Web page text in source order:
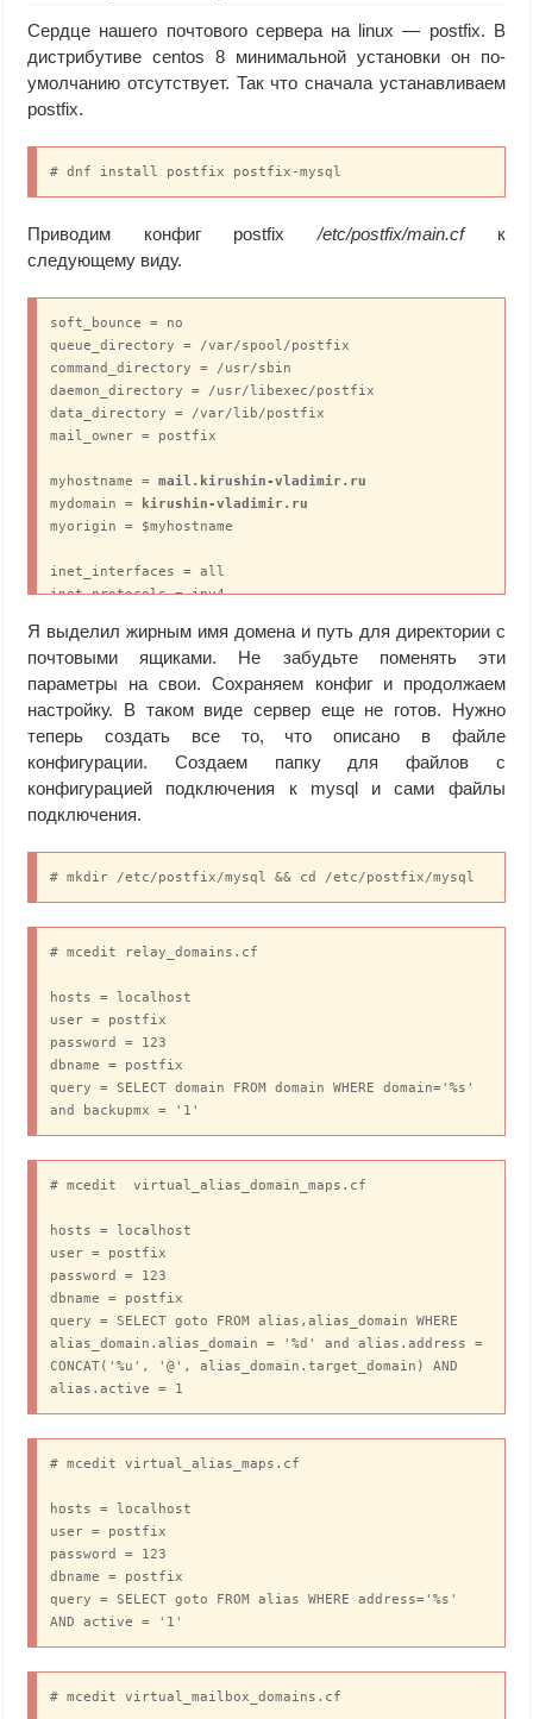
Сердце нашего почтового сервера на linux — postfix. В
дистрибутиве centos 8 минимальной установки он по-
умолчанию отсутствует. Так что сначала устанавливаем
postfix.
# dnf install postfix postfix-mysql
Приводим конфиг postfix/etc/postfix/main.cfк
следующему виду.
soft_bounce = no
queue_directory = /var/spool/postfix
command_directory = /usr/sbin
daemon_directory = /usr/libexec/postfix
data_directory = /var/lib/postfix
mail_owner = postfix
myhostname = mail.kirushin-vladimir.ru
mydomain =
kirushin-vladimir.ru
myorigin = $myhostname
inet_interfaces = all
inet_protocols = ipv4
mydestination = localhost.$mydomain, localhost
unknown_local_recipient_reject_code = 550
mynetworks = 127.0.0.0/8, 10.1.4.22/32
alias_maps = hash:/etc/aliases
alias_database = hash:/etc/aliases
smtpd_banner = $myhostname ESMTP $mail_name
табуляции от начала строки
    PATH=/bin:/usr/bin:/usr/local/bin:/usr/X11R6/bin
    ddd $daemon_directory/$process_name $process_id
sendmail_path = /usr/sbin/sendmail.postfix
newaliases_path = /usr/bin/newaliases.postfix
mailq_path = /usr/bin/mailq.postfix
setgid_group = postdrop
html_directory = no
manpage_directory = /usr/share/man
sample_directory = /usr/share/doc/postfix-
2.10.1/samples
2.10.1/README_FILES
relay_domains =
mysql:/etc/postfix/mysql/relay_domains.cf
virtual_alias_maps =
mysql:/etc/postfix/mysql/virtual_alias_maps.cf,
mysql:/etc/postfix/mysql/virtual_alias_domain_maps.c
virtual_mailbox_maps =
smtpd_discard_ehlo_keywords = etrn, silent-discard
smtpd_forbidden_commands = CONNECT GET POST
broken_sasl_auth_clients = yes
smtpd_delay_reject = yes
Я выделил жирным имя домена и путь для директории с
почтовыми ящиками. Не забудьте поменять эти
параметры на свои. Сохраняем конфиг и продолжаем
настройку. В таком виде сервер еще не готов. Нужно
теперь создать все то, что описано в файле
конфигурации. Создаем папку для файлов с
конфигурацией подключения к mysql и сами файлы
подключения.
# mkdir /etc/postfix/mysql && cd /etc/postfix/mysql
# mcedit relay_domains.cf
hosts = localhost
user = postfix
password = 123
dbname = postfix
query = SELECT domain FROM domain WHERE domain='%s'
and backupmx = '1'
# mcedit  virtual_alias_domain_maps.cf
hosts = localhost
user = postfix
password = 123
dbname = postfix
query = SELECT goto FROM alias,alias_domain WHERE
alias_domain.alias_domain = '%d' and alias.address =
CONCAT('%u', '@', alias_domain.target_domain) AND
alias.active = 1
# mcedit virtual_alias_maps.cf
hosts = localhost
user = postfix
password = 123
dbname = postfix
query = SELECT goto FROM alias WHERE address='%s'
AND active = '1'
# mcedit virtual_mailbox_domains.cf